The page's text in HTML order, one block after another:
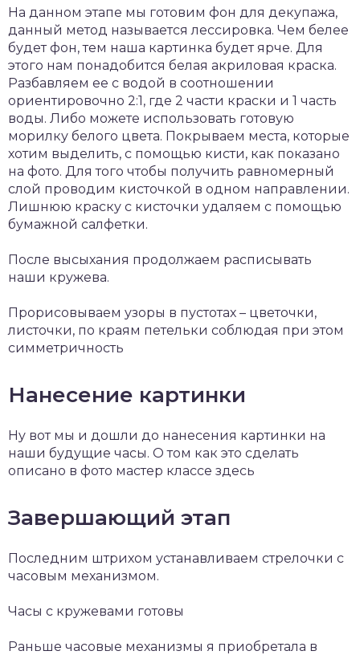
На данном этапе мы готовим фон для декупажа,
данный метод называется лессировка. Чем белее
будет фон, тем наша картинка будет ярче. Для
этого нам понадобится белая акриловая краска.
Разбавляем ее с водой в соотношении
ориентировочно 2:1, где 2 части краски и 1 часть
воды. Либо можете использовать готовую
морилку белого цвета. Покрываем места, которые
хотим выделить, с помощью кисти, как показано
на фото. Для того чтобы получить равномерный
слой проводим кисточкой в одном направлении.
Лишнюю краску с кисточки удаляем с помощью
бумажной салфетки.
После высыхания продолжаем расписывать
наши кружева.
Прорисовываем узоры в пустотах – цветочки,
листочки, по краям петельки соблюдая при этом
симметричность
Нанесение картинки
Ну вот мы и дошли до нанесения картинки на
наши будущие часы. О том как это сделать
описано в фото мастер классе здесь
Завершающий этап
Последним штрихом устанавливаем стрелочки с
часовым механизмом.
Часы с кружевами готовы
Раньше часовые механизмы я приобретала в